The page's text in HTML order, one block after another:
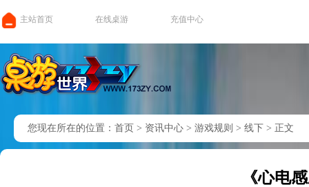
主站首页 在线桌游 充值中心
您现在所在的位置： 首页 > 资讯中心 > 游戏规则 > 线下 > 正文
《心电